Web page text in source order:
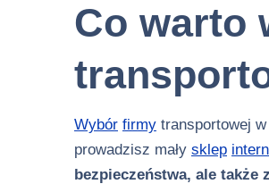
Co warto
Wybór firmy transportowej
prowadzisz mały sklep
bezpieczeństwa, ale także